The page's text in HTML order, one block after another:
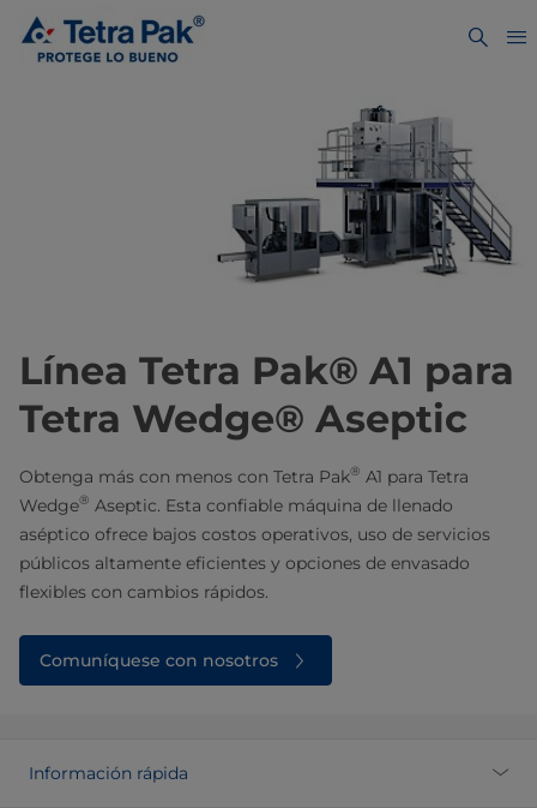
Línea Tetra Pak® A1 para
Tetra Wedge® Aseptic
Obtenga más con menos con Tetra Pak® A1 para Tetra
Wedge® Aseptic. Esta confiable máquina de llenado
aséptico ofrece bajos costos operativos, uso de servicios
públicos altamente eficientes y opciones de envasado
flexibles con cambios rápidos.
Comuníquese con nosotros
Información rápida